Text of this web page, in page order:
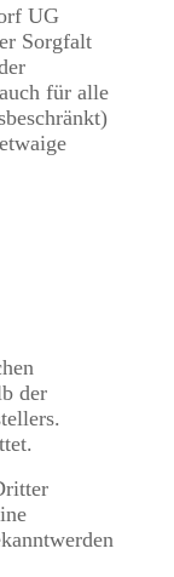
UG
Sorgfalt
für alle
der